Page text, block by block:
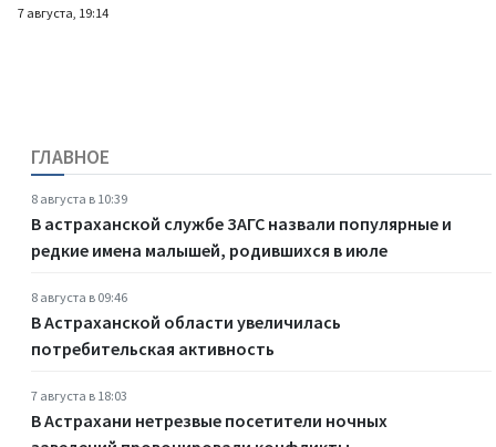
7 августа, 19:14
ГЛАВНОЕ
8 августа в 10:39
В астраханской службе ЗАГС назвали популярные и
редкие имена малышей, родившихся в июле
8 августа в 09:46
В Астраханской области увеличилась
потребительская активность
7 августа в 18:03
В Астрахани нетрезвые посетители ночных